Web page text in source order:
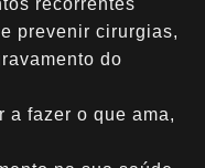
recorrentes
prevenir cirurgias,
do
a fazer o que ama,